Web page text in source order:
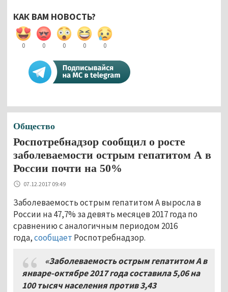
КАК ВАМ НОВОСТЬ?
0 0 0 0 0
Общество
Роспотребнадзор сообщил о росте
заболеваемости острым гепатитом А в
России почти на 50%
07.12.2017 09:49
Заболеваемость острым гепатитом А выросла в
России на 47,7% за девять месяцев 2017 года по
сравнению с аналогичным периодом 2016
года,сообщает Роспотребнадзор.
«Заболеваемость острым гепатитом А в
январе-октябре 2017 года составила 5,06 на
100 тысяч населения против 3,43